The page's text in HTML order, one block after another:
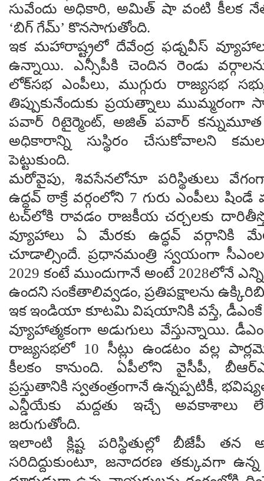
సువేందు అధికారి, అమిత్ షా వంటి కీలక
‘బిగ్ గేమ్’ కొనసాగుతోంది.
ఇక మహారాష్ట్రలో దేవేంద్ర ఫడ్నవీస్
ఉన్నాయి. ఎన్సీపీకి చెందిన రెండు
లోక్‌సభ ఎంపీలు, ముగ్గురు రాజ్యసభ
తిప్పుకునేందుకు ప్రయత్నాలు ముమ్మరంగా
పవార్ రిటైర్మెంట్, అజిత్ పవార్
అధికారాన్ని సుస్థిరం చేసుకోవాలని
పెట్టుకుంది.
మరోవైపు, శివసేనలోనూ పరిస్థితులు
ఉద్ధవ్ ఠాక్రే వర్గంలోని 7 గురు ఎంపీలు
టచ్‌లోకి రావడం రాజకీయ చర్చలకు
వ్యూహాలు ఏ మేరకు ఉద్ధవ్ వర్గానికి
చూడాల్సిందే. ప్రధానమంత్రి స్వయంగా
2029 కంటే ముందుగానే అంటే 2028లోనే
ఉందని సంకేతాలివ్వడం, ప్రతిపక్షాలను
ఇక ఇండియా కూటమి విషయానికి వస్తే, డీఎంకే
వ్యూహాత్మకంగా అడుగులు వేస్తున్నాయి.
రాజ్యసభలో 10 సీట్లు ఉండటం వల్ల
కీలకం కానుంది. ఏపీలోని వైసీపీ,
ప్రస్తుతానికి స్వతంత్రంగానే ఉన్నప్పటికీ,
ఎన్డీయేకు మద్దతు ఇచ్చే అవకాశాలు
జరుగుతోంది.
ఇలాంటి క్లిష్ట పరిస్థితుల్లో బీజేపీ తన
సరిదిద్దుకుంటూ, జనాదరణ తక్కువగా